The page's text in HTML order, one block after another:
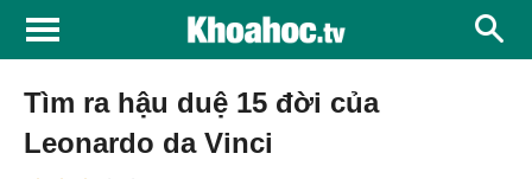
Tìm ra hậu duệ 15 đời của
Leonardo da Vinci